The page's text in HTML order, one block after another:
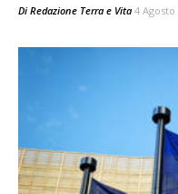
Di Redazione Terra e Vita 4 Agosto